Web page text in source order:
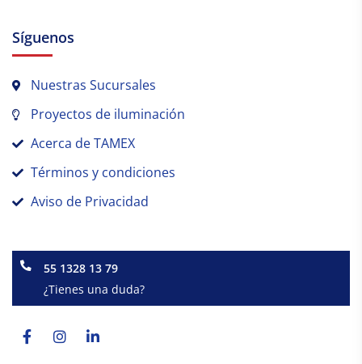
Síguenos
Nuestras Sucursales
Proyectos de iluminación
Acerca de TAMEX
Términos y condiciones
Aviso de Privacidad
55 1328 13 79
¿Tienes una duda?
f